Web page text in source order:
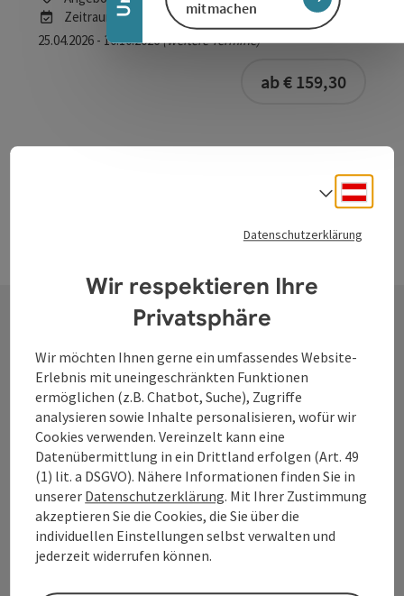
mitmachen
Zeitraum
25.04.2026 - 10.10.2026(weitere Termine)
ab € 159,30
Kontakt
Tourismusverband Donauregion
Oberösterreich
WGD Donau Oberösterreich Tourismus
GmbH
Lindengasse 9
4040 Linz
Datenschutzerklärung
Wir respektieren Ihre
Privatsphäre
Wir möchten Ihnen gerne ein umfassendes Website-
Erlebnis mit uneingeschränkten Funktionen
ermöglichen (z.B. Chatbot, Suche), Zugriffe
analysieren sowie Inhalte personalisieren, wofür wir
Cookies verwenden. Vereinzelt kann eine
Datenübermittlung in ein Drittland erfolgen (Art. 49
(1) lit. a DSGVO). Nähere Informationen finden Sie in
unserer Datenschutzerklärung. Mit Ihrer Zustimmung
akzeptieren Sie die Cookies, die Sie über die
individuellen Einstellungen selbst verwalten und
jederzeit widerrufen können.